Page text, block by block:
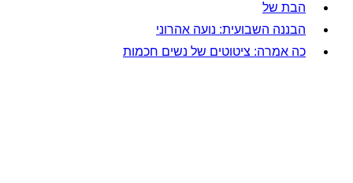
הבת של
הבננה השבועית: נועה אהרוני
כה אמרה: ציטוטים של נשים חכמות